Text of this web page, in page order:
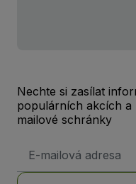
Nechte si zasílat
populárních akcích a
mailové schránky
adresa